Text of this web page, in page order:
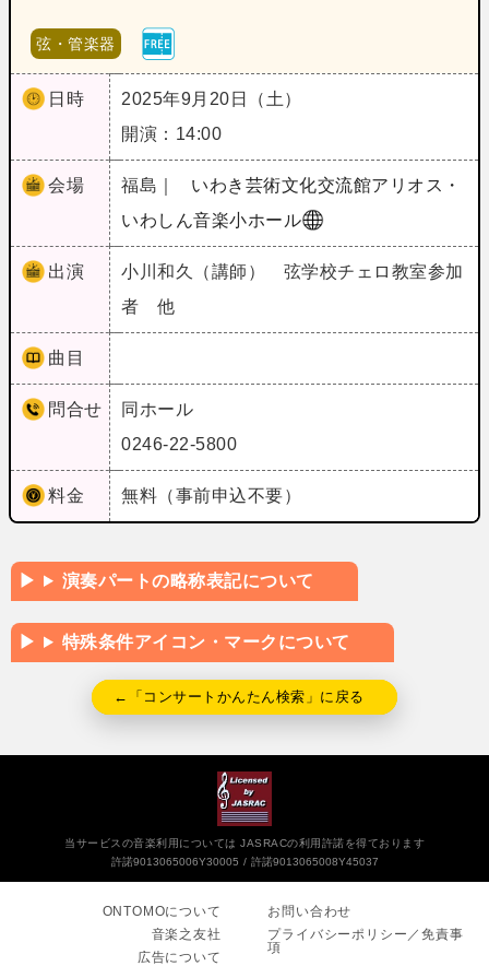
弦・管楽器
日時
2025年9月20日（土）
開演：14:00
会場 福島｜
いわき芸術文化交流館アリオス・
いわしん音楽小ホール
出演
小川和久（講師） 弦学校チェロ教室参加
者 他
曲目
問合せ
同ホール
0246-22-5800
料金 無料（事前申込不要）
演奏パートの略称表記について
特殊条件アイコン・マークについて
←「コンサートかんたん検索」に戻る
当サービスの音楽利用については JASRACの利用許諾を得ております
許諾9013065006Y30005
許諾9013065008Y45037
ONTOMOについて
音楽之友社
広告について
お問い合わせ
プライバシーポリシー／免責事
項